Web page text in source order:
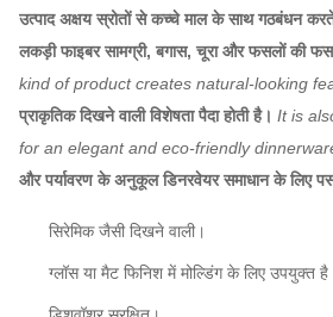
उत्पाद अक्षय स्रोतों से कच्चे माल के साथ गठबंधन
लकड़ी फाइबर सामग्री, बगास, चूरा और फसलों की
kind of product creates natural-looking
प्राकृतिक दिखने वाली विशेषता पैदा होती है। It is
for an elegant and eco-friendly
और पर्यावरण के अनुकूल डिनरवेयर समाधान के लिए
सिरेमिक जैसी दिखने वाली।
ग्लॉस या मैट फिनिश में मोल्डिंग के लिए उपयुक्त